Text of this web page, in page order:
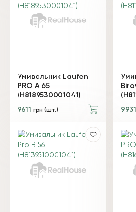
Умивальник Laufen
PRO A 65
(H8189530001041)
9611 грн (шт.) 9931